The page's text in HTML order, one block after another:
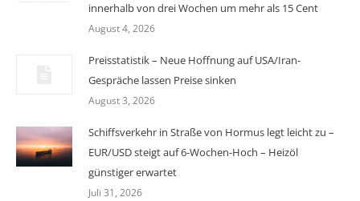
innerhalb von drei Wochen um mehr als 15 Cent
August 4, 2026
Preisstatistik – Neue Hoffnung auf USA/Iran-
Gespräche lassen Preise sinken
August 3, 2026
Schiffsverkehr in Straße von Hormus legt leicht zu –
EUR/USD steigt auf 6-Wochen-Hoch – Heizöl
günstiger erwartet
Juli 31, 2026